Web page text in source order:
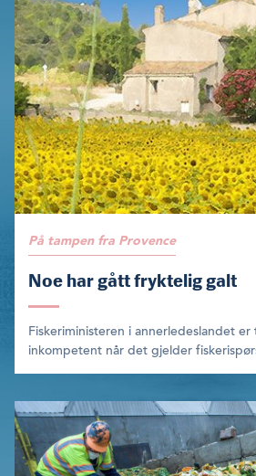
På tampen fra Provence
Noe har gått fryktelig galt
Fiskeriministeren i annerledeslandet er
inkompetent når det gjelder